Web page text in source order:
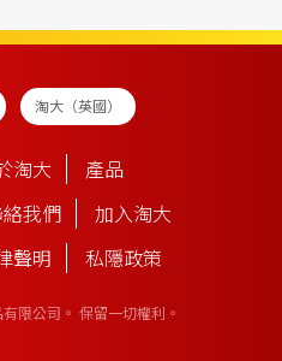
淘大（英國）
淘大 產品
絡我們 加入淘大
聲明 私隱政策
限公司。 保留一切權利。